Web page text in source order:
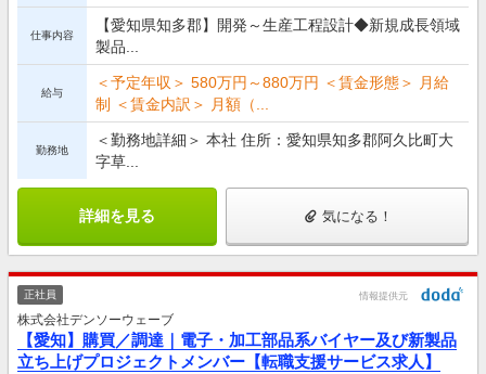
仕事内容
【愛知県知多郡】開発～生産工程設計◆新規成長領域
製品...
給与
＜予定年収＞ 580万円～880万円 ＜賃金形態＞ 月給
制 ＜賃金内訳＞ 月額（...
勤務地
＜勤務地詳細＞ 本社 住所：愛知県知多郡阿久比町大
字草...
詳細を見る 気になる！
正社員 情報提供元
株式会社デンソーウェーブ
【愛知】購買／調達｜電子・加工部品系バイヤー及び新製品
立ち上げプロジェクトメンバー【転職支援サービス求人】